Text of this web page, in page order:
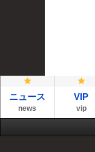
ニュース
news
VIP
vip